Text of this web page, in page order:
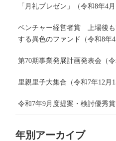
「月礼プレゼン」（令和8年4月
ベンチャー経営者賞 上場後
する異色のファンド（令和8年4
第70期事業発展計画発表会（令
里親里子大集合（令和7年12月
令和7年9月度提案・検討優秀賞
年別アーカイブ